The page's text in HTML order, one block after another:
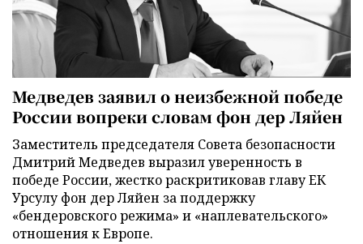
Медведев заявил о неизбежной победе
России вопреки словам фон дер Ляйен
Заместитель председателя Совета безопасности
Дмитрий Медведев выразил уверенность в
победе России, жестко раскритиковав главу ЕК
Урсулу фон дер Ляйен за поддержку
«бендеровского режима» и «наплевательского»
отношения к Европе.